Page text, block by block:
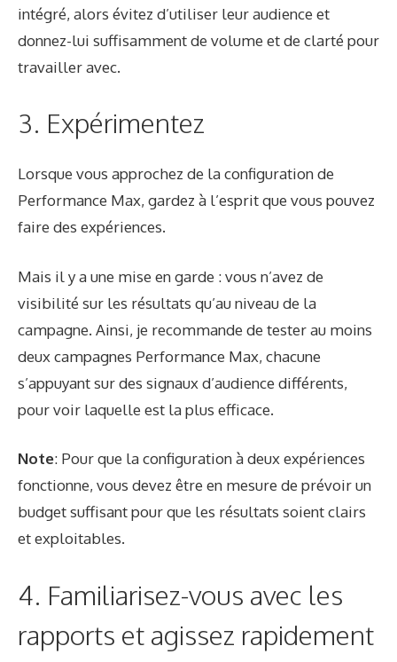
intégré, alors évitez d’utiliser leur audience et
donnez-lui suffisamment de volume et de clarté pour
travailler avec.
3. Expérimentez
Lorsque vous approchez de la configuration de
Performance Max, gardez à l’esprit que vous pouvez
faire des expériences.
Mais il y a une mise en garde : vous n’avez de
visibilité sur les résultats qu’au niveau de la
campagne. Ainsi, je recommande de tester au moins
deux campagnes Performance Max, chacune
s’appuyant sur des signaux d’audience différents,
pour voir laquelle est la plus efficace.
Note: Pour que la configuration à deux expériences
fonctionne, vous devez être en mesure de prévoir un
budget suffisant pour que les résultats soient clairs
et exploitables.
4. Familiarisez-vous avec les
rapports et agissez rapidement